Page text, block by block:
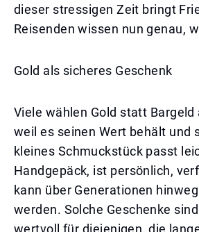
dieser stressigen Zeit bringt
Reisenden wissen nun genau,
Gold als sicheres Geschenk
Viele wählen Gold statt Bargeld
weil es seinen Wert behält und
kleines Schmuckstück passt
Handgepäck, ist persönlich,
kann über Generationen
werden. Solche Geschenke
wertvoll für diejenigen, die